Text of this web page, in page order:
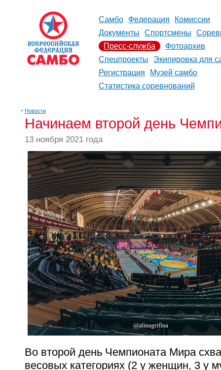
Самбо Федерация
Комиссии
Документы
Спортсмены
Пресс-служба
Фотоархив
Спецпроекты
Экипировка для
Регистрация
Музей самбо
Статистика соревнований
↑ Новости
Начинаем второй день
13 ноября 2021 года
Во второй день Чемпионата Мира
весовых категориях (2 у женщин, 3 у